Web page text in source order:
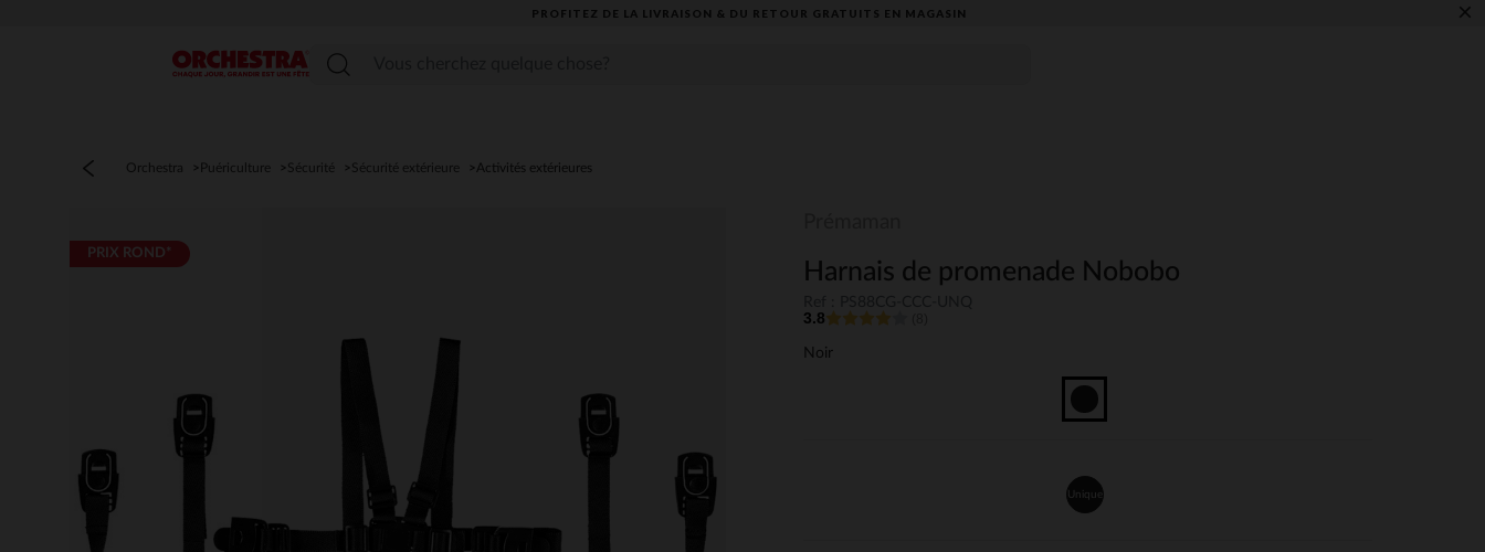
PROFITEZ DE LA LIVRAISON & DU RETOUR GRATUITS EN MAGASIN​ ×
Menu
Orchestra Puériculture Sécurité Sécurité extérieure Activités extérieures
PRIX ROND*
Harnais de promenade Nobobo
3.8
Noir
Unique